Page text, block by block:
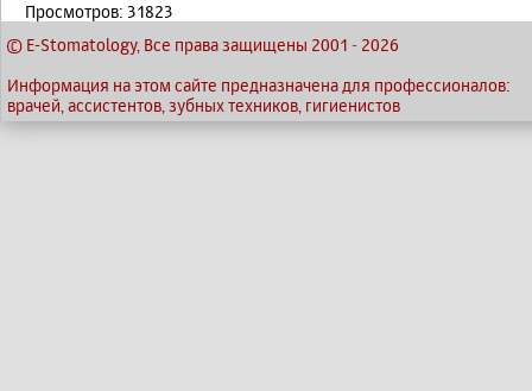
Просмотров: 31823
© E-Stomatology, Все права защищены 2001 - 2026
Информация на этом сайте предназначена для профессионалов:
врачей, ассистентов, зубных техников, гигиенистов